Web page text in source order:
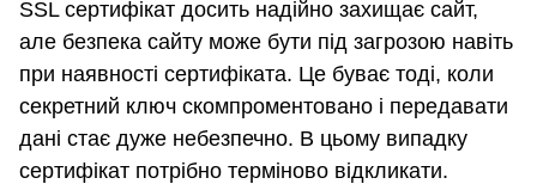
SSL сертифікат досить надійно захищає сайт,
але безпека сайту може бути під загрозою навіть
при наявності сертифіката. Це буває тоді, коли
секретний ключ скомпроментовано і передавати
дані стає дуже небезпечно. В цьому випадку
сертифікат потрібно терміново відкликати.